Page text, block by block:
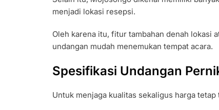
menjadi lokasi resepsi.
Oleh karena itu, fitur tambahan denah lokasi
undangan mudah menemukan tempat acara.
Spesifikasi Undangan
Untuk menjaga kualitas sekaligus harga